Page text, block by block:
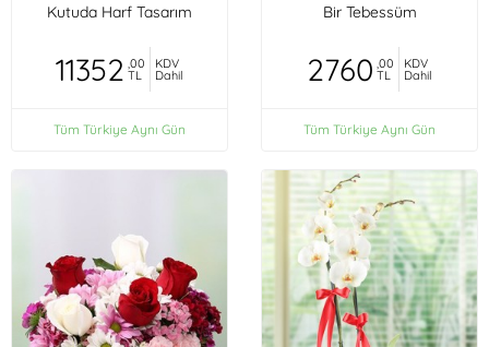
Kutuda Harf Tasarım
11352 ,00
TL
KDV
Dahil
Tüm Türkiye Aynı Gün
Bir Tebessüm
2760 ,00
TL
KDV
Dahil
Tüm Türkiye Aynı Gün